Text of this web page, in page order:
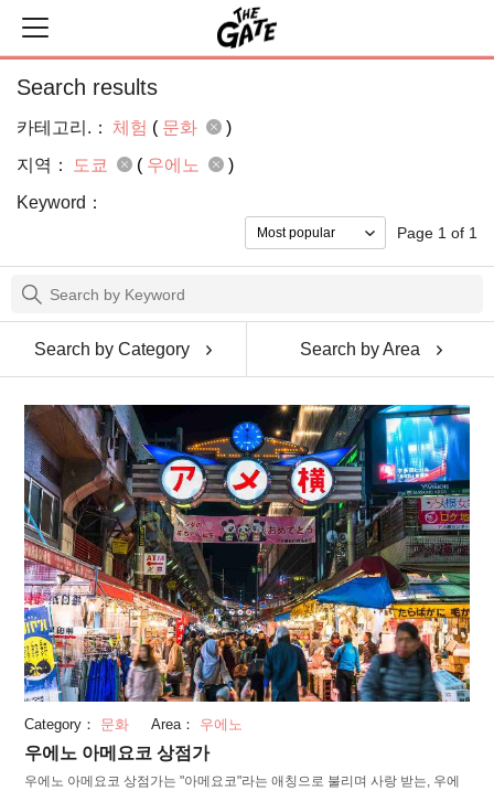
Search results
카테고리.： 체험 ( 문화
)
지역：
도쿄 ( 우에노
)
Keyword：
Page 1 of 1
Search by Category Search by Area
Category： 문화 Area： 우에노
우에노 아메요코 상점가
우에노 아메요코 상점가는 "아메요코"라는 애칭으로 불리며 사랑 받는, 우에